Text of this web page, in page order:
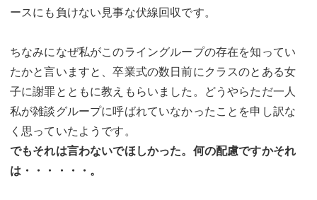
ースにも負けない見事な伏線回収です。
ちなみになぜ私がこのライングループの存在を知ってい
たかと言いますと、卒業式の数日前にクラスのとある女
子に謝罪とともに教えもらいました。どうやらただ一人
私が雑談グループに呼ばれていなかったことを申し訳な
く思っていたようです。
でもそれは言わないでほしかった。何の配慮ですかそれ
は・・・・・・。